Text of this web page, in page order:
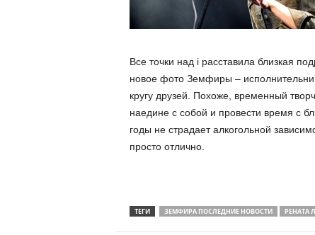
Все точки над i расставила близкая
новое фото Земфиры –
кругу друзей. Похоже, временный
наедине с собой и провести время с
годы не страдает алкогольной
просто отлично.
ТЕГИ ЗЕМФИРА ПОСЛЕДНИЕ НОВОСТИ РЕНАТА